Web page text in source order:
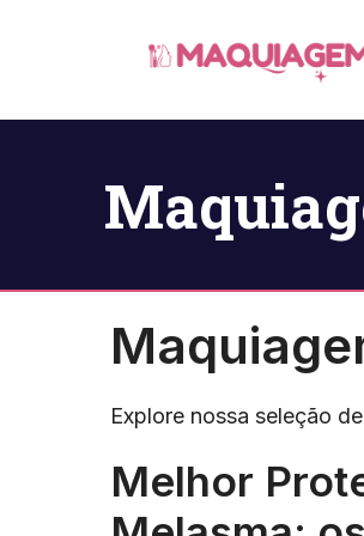
Explore nossa seleção
Melhor